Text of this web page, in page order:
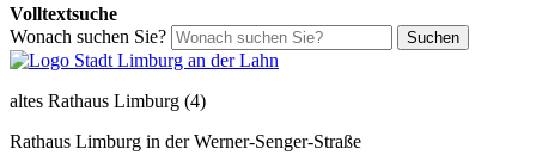
Volltextsuche
Wonach suchen Sie?
Suchen
altes Rathaus Limburg (4)
Rathaus Limburg in der Werner-Senger-Straße